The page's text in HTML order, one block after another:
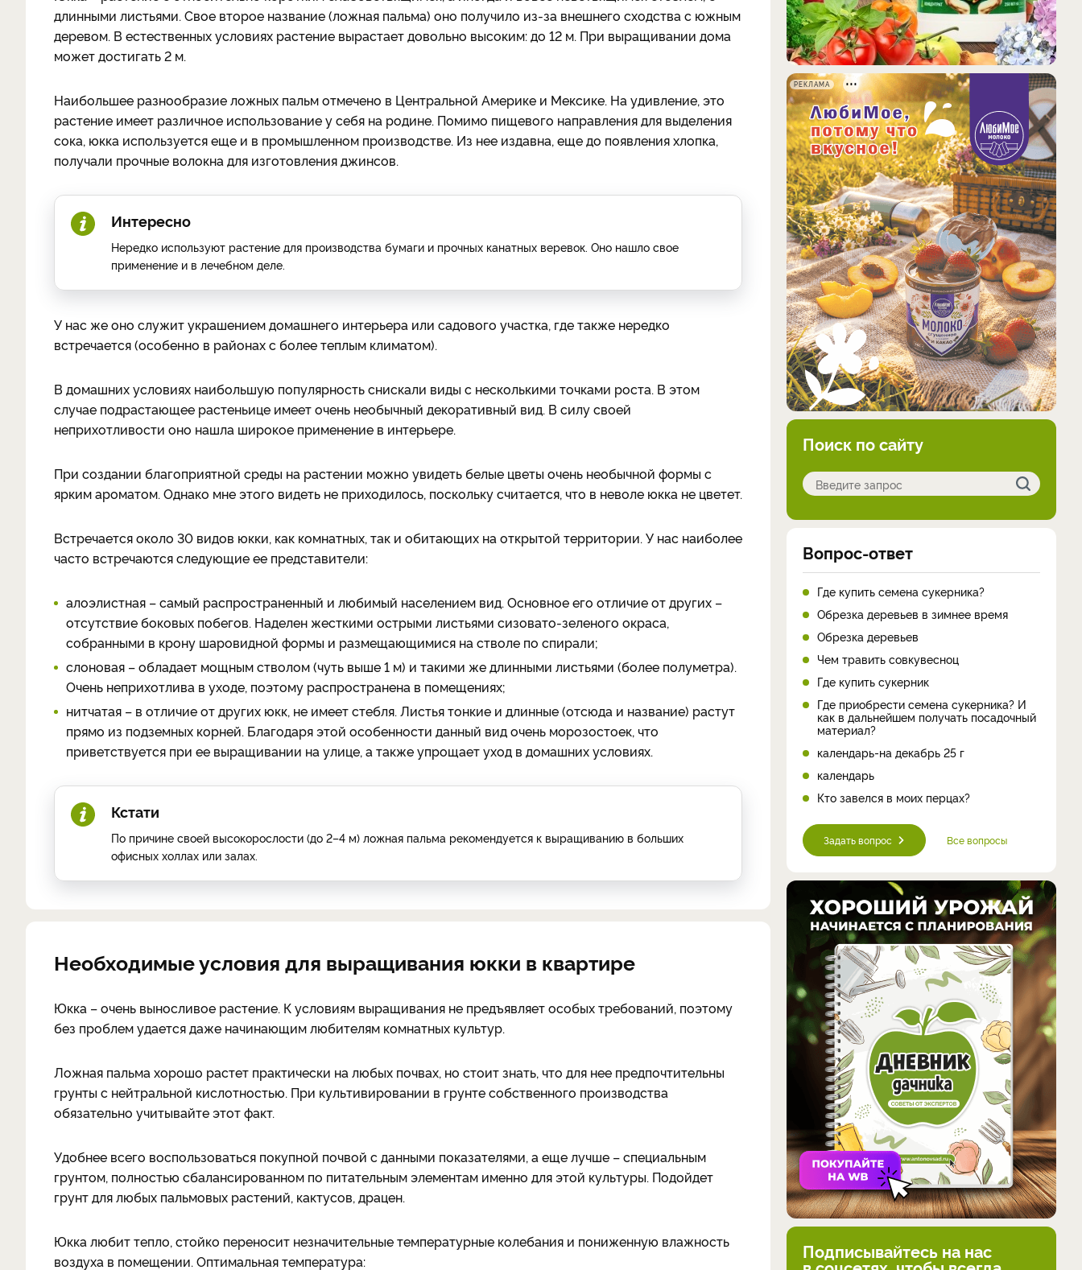
длинными листьями. Свое второе название (ложная пальма) оно получило из-за внешнего сходства с южным
деревом. В естественных условиях растение вырастает довольно высоким: до 12 м. При выращивании дома
может достигать 2 м.
Наибольшее разнообразие ложных пальм отмечено в Центральной Америке и Мексике. На удивление, это
растение имеет различное использование у себя на родине. Помимо пищевого направления для выделения
сока, юкка используется еще и в промышленном производстве. Из нее издавна, еще до появления хлопка,
получали прочные волокна для изготовления джинсов.
Интересно
Нередко используют растение для производства бумаги и прочных канатных веревок. Оно нашло свое
применение и в лечебном деле.
У нас же оно служит украшением домашнего интерьера или садового участка, где также нередко
встречается (особенно в районах с более теплым климатом).
В домашних условиях наибольшую популярность снискали виды с несколькими точками роста. В этом
случае подрастающее растеньице имеет очень необычный декоративный вид. В силу своей
неприхотливости оно нашла широкое применение в интерьере.
При создании благоприятной среды на растении можно увидеть белые цветы очень необычной формы с
ярким ароматом. Однако мне этого видеть не приходилось, поскольку считается, что в неволе юкка не цветет.
Встречается около 30 видов юкки, как комнатных, так и обитающих на открытой территории. У нас наиболее
часто встречаются следующие ее представители:
алоэлистная – самый распространенный и любимый населением вид. Основное его отличие от других –
отсутствие боковых побегов. Наделен жесткими острыми листьями сизовато-зеленого окраса,
собранными в крону шаровидной формы и размещающимися на стволе по спирали;
слоновая – обладает мощным стволом (чуть выше 1 м) и такими же длинными листьями (более полуметра).
Очень неприхотлива в уходе, поэтому распространена в помещениях;
нитчатая – в отличие от других юкк, не имеет стебля. Листья тонкие и длинные (отсюда и название) растут
прямо из подземных корней. Благодаря этой особенности данный вид очень морозостоек, что
приветствуется при ее выращивании на улице, а также упрощает уход в домашних условиях.
Кстати
По причине своей высокорослости (до 2–4 м) ложная пальма рекомендуется к выращиванию в больших
офисных холлах или залах.
Необходимые условия для выращивания юкки в квартире
Юкка – очень выносливое растение. К условиям выращивания не предъявляет особых требований, поэтому
без проблем удается даже начинающим любителям комнатных культур.
Ложная пальма хорошо растет практически на любых почвах, но стоит знать, что для нее предпочтительны
грунты с нейтральной кислотностью. При культивировании в грунте собственного производства
обязательно учитывайте этот факт.
Удобнее всего воспользоваться покупной почвой с данными показателями, а еще лучше – специальным
грунтом, полностью сбалансированном по питательным элементам именно для этой культуры. Подойдет
грунт для любых пальмовых растений, кактусов, драцен.
Юкка любит тепло, стойко переносит незначительные температурные колебания и пониженную влажность
воздуха в помещении. Оптимальная температура:
РЕКЛАМА
Поиск по сайту
Вопрос-ответ
Где купить семена сукерника?
Обрезка деревьев в зимнее время
Обрезка деревьев
Чем травить совкувесноц
Где купить сукерник
Где приобрести семена сукерника? И
как в дальнейшем получать посадочный
материал?
календарь-на декабрь 25 г
календарь
Кто завелся в моих перцах?
Задать вопрос Все вопросы
Подписывайтесь на нас